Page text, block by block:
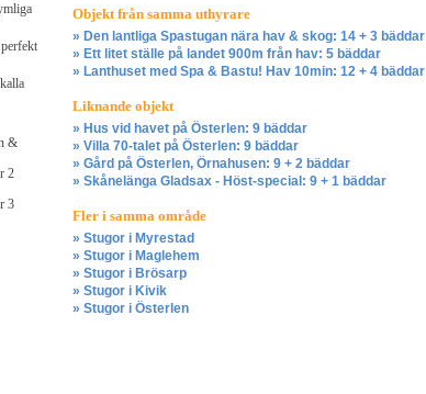
&
2
3
Objekt från samma uthyrare
» Den lantliga Spastugan nära hav & skog: 14 + 3 bäddar
» Ett litet ställe på landet 900m från hav: 5 bäddar
» Lanthuset med Spa & Bastu! Hav 10min: 12 + 4 bäddar
Liknande objekt
» Hus vid havet på Österlen: 9 bäddar
» Villa 70-talet på Österlen: 9 bäddar
» Gård på Österlen, Örnahusen: 9 + 2 bäddar
» Skånelänga Gladsax - Höst-special: 9 + 1 bäddar
Fler i samma område
» Stugor i Myrestad
» Stugor i Maglehem
» Stugor i Brösarp
» Stugor i Kivik
» Stugor i Österlen